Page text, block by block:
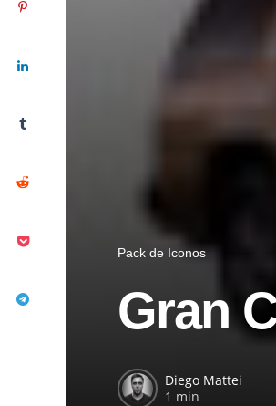
Pack de Iconos
Gran
Diego Mattei
1 min